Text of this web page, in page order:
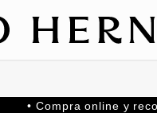
• Compra online y